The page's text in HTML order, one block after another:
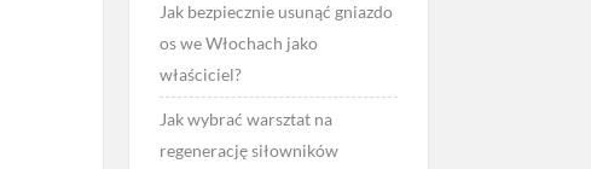
Jak bezpiecznie usunąć gniazdo
os we Włochach jako
właściciel?
Jak wybrać warsztat na
regenerację siłowników